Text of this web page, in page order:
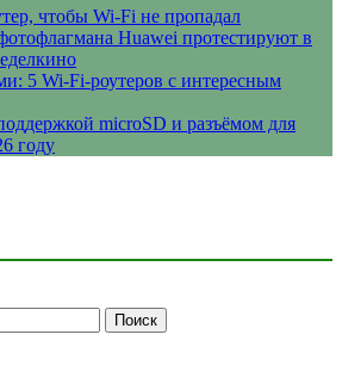
чтобы Wi-Fi не пропадал
Huawei протестируют в
5 Wi-Fi-роутеров с интересным
microSD и разъёмом для
году